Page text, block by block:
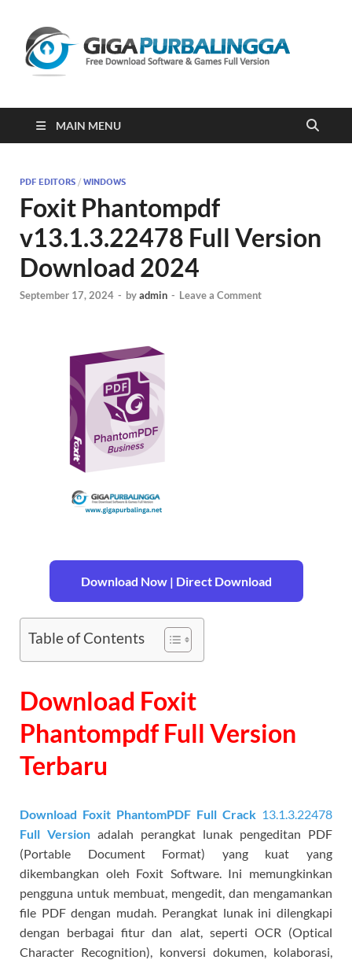
2023
MAIN MENU
PDF EDITORS / WINDOWS
Foxit Phantompdf
v13.1.3.22478 Full Version
Download 2024
September 17, 2024 - byadmin - Leave a Comment
Download Now | Direct Download
Table of Contents
Download Foxit
Phantompdf Full Version
Terbaru
Download Foxit PhantomPDF Full Crack 13.1.3.22478
Full Version adalah perangkat lunak pengeditan PDF
(Portable Document Format) yang kuat yang
dikembangkan oleh Foxit Software. Ini memungkinkan
pengguna untuk membuat, mengedit, dan mengamankan
file PDF dengan mudah. Perangkat lunak ini dilengkapi
dengan berbagai fitur dan alat, seperti OCR (Optical
Character Recognition), konversi dokumen, kolaborasi,